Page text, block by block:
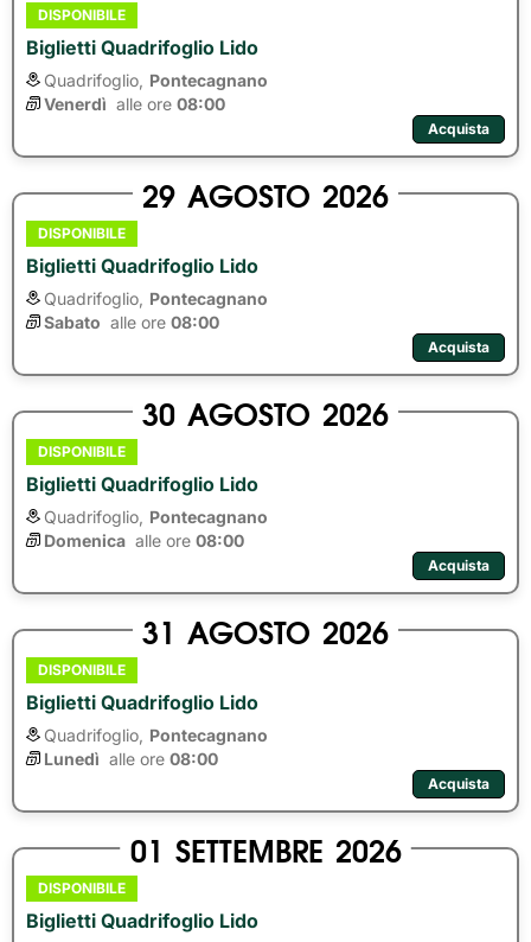
DISPONIBILE
Biglietti Quadrifoglio Lido
Quadrifoglio, Pontecagnano
Venerdì alle ore 08:00
Acquista
29 AGOSTO 2026
DISPONIBILE
Biglietti Quadrifoglio Lido
Quadrifoglio, Pontecagnano
Sabato alle ore 08:00
Acquista
30 AGOSTO 2026
DISPONIBILE
Biglietti Quadrifoglio Lido
Quadrifoglio, Pontecagnano
Domenica alle ore 08:00
Acquista
31 AGOSTO 2026
DISPONIBILE
Biglietti Quadrifoglio Lido
Quadrifoglio, Pontecagnano
Lunedì alle ore 08:00
Acquista
01 SETTEMBRE 2026
DISPONIBILE
Biglietti Quadrifoglio Lido